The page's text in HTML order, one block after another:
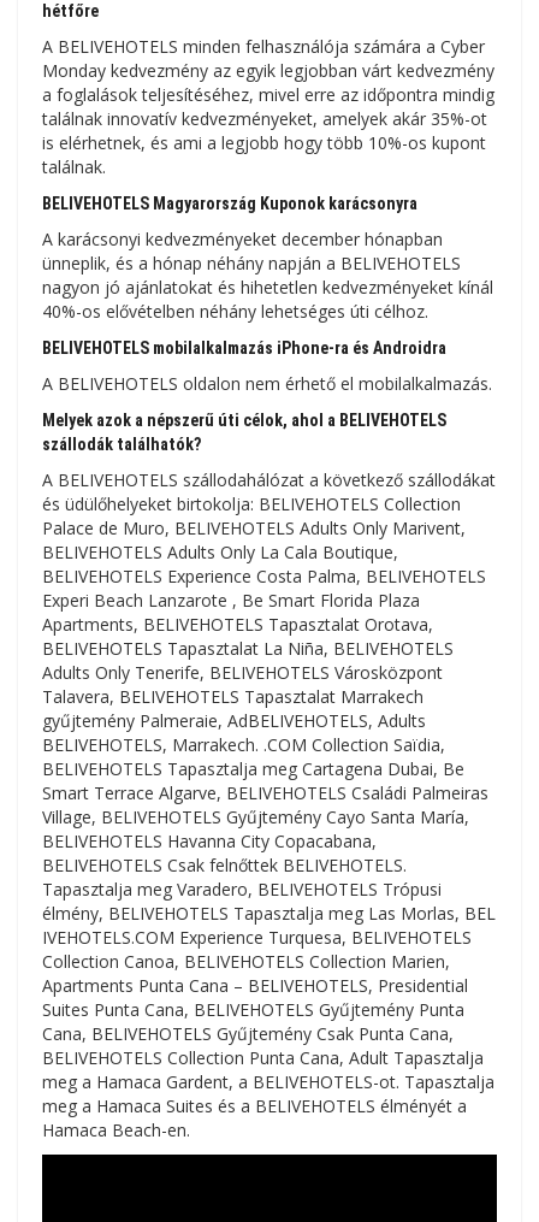
hétfőre
A BELIVEHOTELS minden felhasználója számára a Cyber ​​​​
Monday kedvezmény az egyik legjobban várt kedvezmény
a foglalások teljesítéséhez, mivel erre az időpontra mindig
találnak innovatív kedvezményeket, amelyek akár 35%-ot
is elérhetnek, és ami a legjobb hogy több 10%-os kupont
találnak.
BELIVEHOTELS Magyarország Kuponok karácsonyra
A karácsonyi kedvezményeket december hónapban
ünneplik, és a hónap néhány napján a BELIVEHOTELS
nagyon jó ajánlatokat és hihetetlen kedvezményeket kínál
40%-os elővételben néhány lehetséges úti célhoz.
BELIVEHOTELS mobilalkalmazás iPhone-ra és Androidra
A BELIVEHOTELS oldalon nem érhető el mobilalkalmazás.
Melyek azok a népszerű úti célok, ahol a BELIVEHOTELS
szállodák találhatók?
A BELIVEHOTELS szállodahálózat a következő szállodákat
és üdülőhelyeket birtokolja: BELIVEHOTELS Collection
Palace de Muro, BELIVEHOTELS Adults Only Marivent,
BELIVEHOTELS Adults Only La Cala Boutique,
BELIVEHOTELS Experience Costa Palma, BELIVEHOTELS
Experi Beach Lanzarote , Be Smart Florida Plaza
Apartments, BELIVEHOTELS Tapasztalat Orotava,
BELIVEHOTELS Tapasztalat La Niña, BELIVEHOTELS
Adults Only Tenerife, BELIVEHOTELS Városközpont
Talavera, BELIVEHOTELS Tapasztalat Marrakech
gyűjtemény Palmeraie, AdBELIVEHOTELS, Adults
BELIVEHOTELS, Marrakech. .COM Collection Saïdia,
BELIVEHOTELS Tapasztalja meg Cartagena Dubai, Be
Smart Terrace Algarve, BELIVEHOTELS Családi Palmeiras
Village, BELIVEHOTELS Gyűjtemény Cayo Santa María,
BELIVEHOTELS Havanna City Copacabana,
BELIVEHOTELS Csak felnőttek BELIVEHOTELS.
Tapasztalja meg Varadero, BELIVEHOTELS Trópusi
élmény, BELIVEHOTELS Tapasztalja meg Las Morlas, BEL
IVEHOTELS.COM Experience Turquesa, BELIVEHOTELS
Collection Canoa, BELIVEHOTELS Collection Marien,
Apartments Punta Cana – BELIVEHOTELS, Presidential
Suites Punta Cana, BELIVEHOTELS Gyűjtemény Punta
Cana, BELIVEHOTELS Gyűjtemény Csak Punta Cana,
BELIVEHOTELS Collection Punta Cana, Adult Tapasztalja
meg a Hamaca Gardent, a BELIVEHOTELS-ot. Tapasztalja
meg a Hamaca Suites és a BELIVEHOTELS élményét a
Hamaca Beach-en.